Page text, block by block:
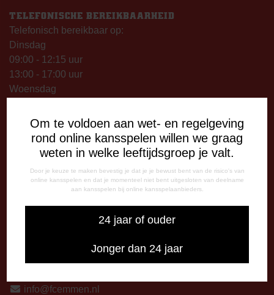
Om te voldoen aan wet- en regelgeving
rond online kansspelen willen we graag
weten in welke leeftijdsgroep je valt.
Door je keuze te maken bevestig je dat je je bewust bent van de risico's van
online kansspelen en dat je momenteel niet bent uitgesloten van deelname
aan kansspelen bij online kansspelaanbieders.
24 jaar of ouder
Jonger dan 24 jaar
TELEFONISCHE BEREIKBAARHEID
Telefonisch bereikbaar op:
Dinsdag
09:00 - 12:15 uur
13:00 - 17:00 uur
Woensdag
Vrijdag
09:00 - 12:15 uur
13:00 - 17:00 uur
Op thuiswedstrijddagen bereikbaar vanaf 13:00 - 20:00 uur
CORRESPONDENTIE-ADRES
Postbus 26
info@fcemmen.nl